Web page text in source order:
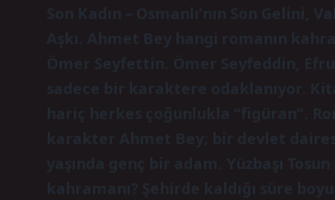
Son Kadın – Osmanlı’nın Son Gelini,
Aşkı. Ahmet Bey hangi romanın
Ömer Seyfettin. Ömer Seyfeddin,
sadece bir karaktere odaklanıyor.
hariç herkes çoğunlukla “figüran”.
karakter Ahmet Bey; bir devlet
yaşında genç bir adam. Yüzbaşı Tosun
kahramanı? Şehirde kaldığı süre